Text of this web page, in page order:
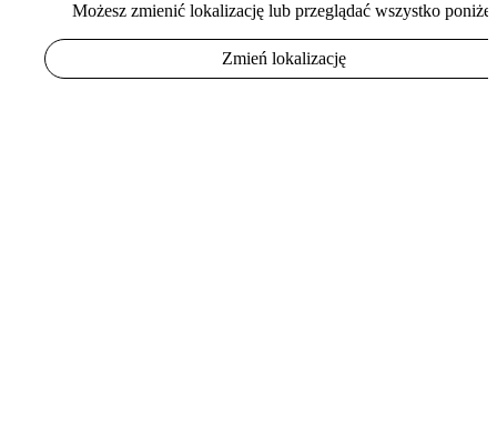
Możesz zmienić lokalizację lub przeglądać wszystko poniżej
Zmień lokalizację